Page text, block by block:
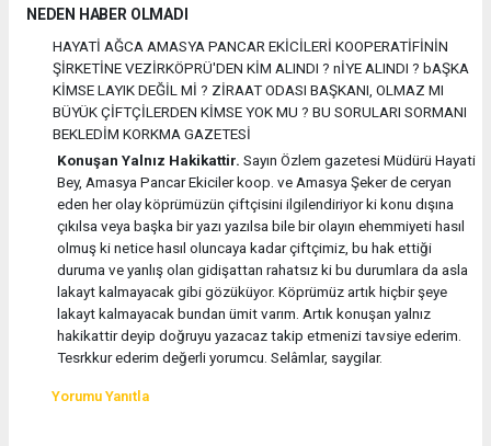
NEDEN HABER OLMADI
HAYATİ AĞCA AMASYA PANCAR EKİCİLERİ KOOPERATİFİNİN
ŞİRKETİNE VEZİRKÖPRÜ'DEN KİM ALINDI ? nİYE ALINDI ? bAŞKA
KİMSE LAYIK DEĞİL Mİ ? ZİRAAT ODASI BAŞKANI, OLMAZ MI
BÜYÜK ÇİFTÇİLERDEN KİMSE YOK MU ? BU SORULARI SORMANI
BEKLEDİM KORKMA GAZETESİ
Konuşan Yalnız Hakikattir. Sayın Özlem gazetesi Müdürü Hayati
Bey, Amasya Pancar Ekiciler koop. ve Amasya Şeker de ceryan
eden her olay köprümüzün çiftçisini ilgilendiriyor ki konu dışına
çıkılsa veya başka bir yazı yazılsa bile bir olayın ehemmiyeti hasıl
olmuş ki netice hasıl oluncaya kadar çiftçimiz, bu hak ettiği
duruma ve yanlış olan gidişattan rahatsız ki bu durumlara da asla
lakayt kalmayacak gibi gözüküyor. Köprümüz artık hiçbir şeye
lakayt kalmayacak bundan ümit varım. Artık konuşan yalnız
hakikattir deyip doğruyu yazacaz takip etmenizi tavsiye ederim.
Tesrkkur ederim değerli yorumcu. Selâmlar, saygilar.
Yorumu Yanıtla